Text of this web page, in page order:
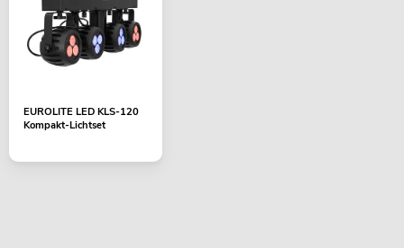
EUROLITE LED KLS-120
Kompakt-Lichtset